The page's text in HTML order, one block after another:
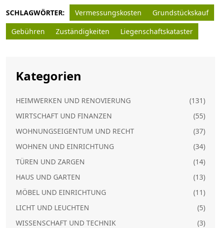
SCHLAGWÖRTER: Vermessungskosten
Grundstückskauf
Gebühren
Zuständigkeiten Liegenschaftskataster
Kategorien
HEIMWERKEN UND RENOVIERUNG
(131)
WIRTSCHAFT UND FINANZEN
(55)
WOHNUNGSEIGENTUM UND RECHT
(37)
WOHNEN UND EINRICHTUNG
(34)
TÜREN UND ZARGEN
(14)
HAUS UND GARTEN
(13)
MÖBEL UND EINRICHTUNG
(11)
LICHT UND LEUCHTEN
(5)
WISSENSCHAFT UND TECHNIK
(3)